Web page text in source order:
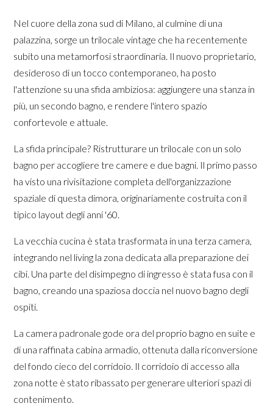
Nel cuore della zona sud di Milano, al culmine di una
palazzina, sorge un trilocale vintage che ha recentemente
subito una metamorfosi straordinaria. Il nuovo proprietario,
desideroso di un tocco contemporaneo, ha posto
l'attenzione su una sfida ambiziosa: aggiungere una stanza in
più, un secondo bagno, e rendere l'intero spazio
confortevole e attuale.
La sfida principale? Ristrutturare un trilocale con un solo
bagno per accogliere tre camere e due bagni. Il primo passo
ha visto una rivisitazione completa dell'organizzazione
spaziale di questa dimora, originariamente costruita con il
tipico layout degli anni '60.
La vecchia cucina è stata trasformata in una terza camera,
integrando nel living la zona dedicata alla preparazione dei
cibi. Una parte del disimpegno di ingresso è stata fusa con il
bagno, creando una spaziosa doccia nel nuovo bagno degli
ospiti.
La camera padronale gode ora del proprio bagno en suite e
di una raffinata cabina armadio, ottenuta dalla riconversione
del fondo cieco del corridoio. Il corridoio di accesso alla
zona notte è stato ribassato per generare ulteriori spazi di
contenimento.